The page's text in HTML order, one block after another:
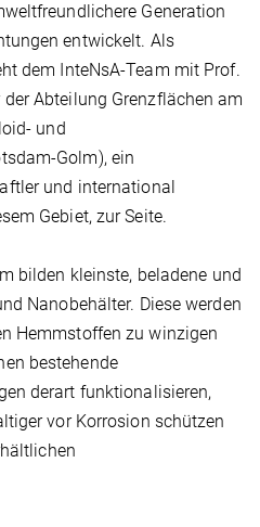
Generation
entwickelt. Als
dem InteNsA-Team mit Prof.
Abteilung Grenzflächen am
und
Golm), ein
und international
Gebiet, zur Seite.
bilden kleinste, beladene und
Nanobehälter. Diese werden
Hemmstoffen zu winzigen
bestehende
derart funktionalisieren,
vor Korrosion schützen